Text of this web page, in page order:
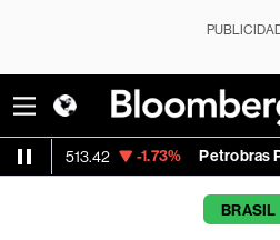
-1.73% Petrobras PN 40.87
BRASIL